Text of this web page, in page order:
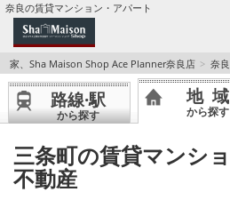
奈良の賃貸マンション・アパート
TOPページ
Foreigners welcome！
店長のおすすめ物件
おすすめ Sha Maison 特集
家、Sha Maison Shop Ace Planner奈良店 奈
路線·駅
から探す
地域
から探す
三条町の賃貸マンシ
不動産